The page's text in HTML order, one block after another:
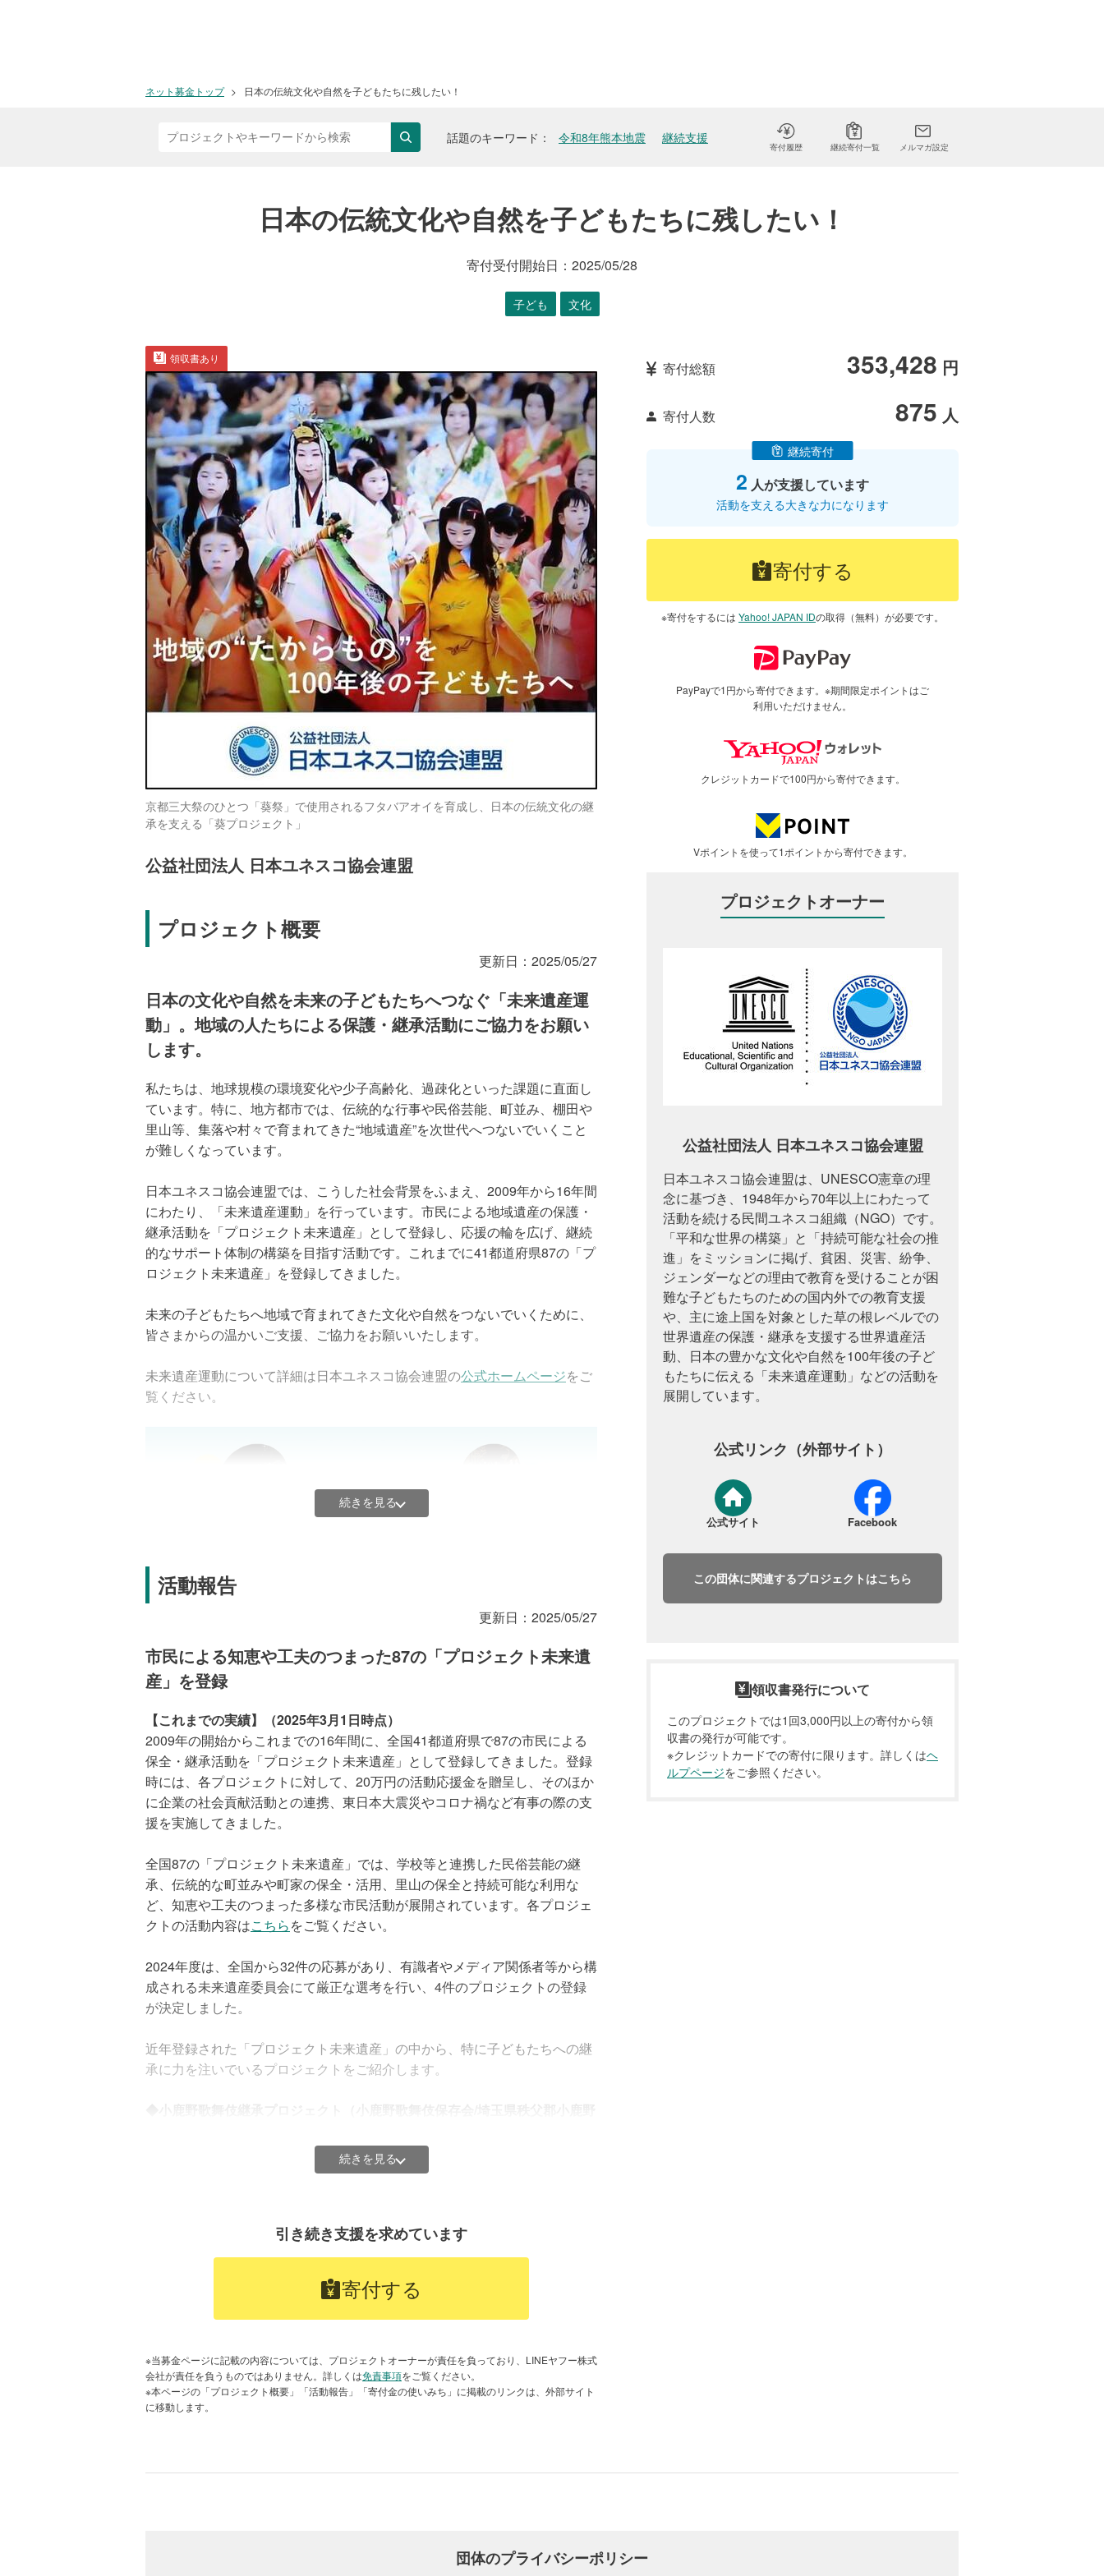
ネット募金トップ 日本の伝統文化や自然を子どもたちに残したい！
検索 話題のキーワード 令和8年熊本地震 継続支援
寄付履歴 継続寄付一覧 メルマガ設定
日本の伝統文化や自然を子どもたちに残したい！
寄付受付開始日： 2025/05/28
子ども 文化
領収書あり
京都三大祭のひとつ「葵祭」で使用されるフタバアオイを育成し、日本の伝統文化の継
承を支える「葵プロジェクト」
公益社団法人 日本ユネスコ協会連盟
プロジェクト概要
更新日： 2025/05/27
日本の文化や自然を未来の子どもたちへつなぐ「未来遺産運
動」。地域の人たちによる保護・継承活動にご協力をお願い
します。
私たちは、地球規模の環境変化や少子高齢化、過疎化といった課題に直面し
ています。特に、地方都市では、伝統的な行事や民俗芸能、町並み、棚田や
里山等、集落や村々で育まれてきた“地域遺産”を次世代へつないでいくこと
が難しくなっています。
日本ユネスコ協会連盟では、こうした社会背景をふまえ、2009年から16年間
にわたり、「未来遺産運動」を行っています。市民による地域遺産の保護・
継承活動を「プロジェクト未来遺産」として登録し、応援の輪を広げ、継続
的なサポート体制の構築を目指す活動です。これまでに41都道府県87の「プ
ロジェクト未来遺産」を登録してきました。
未来の子どもたちへ地域で育まれてきた文化や自然をつないでいくために、
皆さまからの温かいご支援、ご協力をお願いいたします。
未来遺産運動について詳細は日本ユネスコ協会連盟の公式ホームページをご
覧ください。
■領収書の発行について
・日本ユネスコ協会連盟は、内閣府の認定を受けた公益社団法人です。その
ため、当法人へのご寄付は寄付金控除等の税制上の優遇措置の対象です。
・1回3,000円以上のクレジットカードによるご寄付で、領収書の発行を希望
して寄付された方に、領収書を発行いたします。
・お手続きの際に「領収書を希望する」のチェックボックスにチェックを入
はできませんのでご注意ください。
※当法人からの領収書発行時期：当法人への入金が完了した日（原則として
※領収書の日付は、お客様が寄付手続きを行った日、またはプロジェクトオ
をご参照ください。
メールアドレス：mirai@unesco.or.jp
お問い合わせフォーム
寄付金の使いみち
お寄せいただきましたご寄付は、「プロジェクト未来遺産」登録事業運営
続きを見る
活動報告
更新日： 2025/05/27
市民による知恵や工夫のつまった87の「プロジェクト未来遺
産」を登録
【これまでの実績】（2025年3月1日時点）
2009年の開始からこれまでの16年間に、全国41都道府県で87の市民による
保全・継承活動を「プロジェクト未来遺産」として登録してきました。登録
時には、各プロジェクトに対して、20万円の活動応援金を贈呈し、そのほか
に企業の社会貢献活動との連携、東日本大震災やコロナ禍など有事の際の支
援を実施してきました。
全国87の「プロジェクト未来遺産」では、学校等と連携した民俗芸能の継
承、伝統的な町並みや町家の保全・活用、里山の保全と持続可能な利用な
ど、知恵や工夫のつまった多様な市民活動が展開されています。各プロジェ
クトの活動内容はこちらをご覧ください。
2024年度は、全国から32件の応募があり、有識者やメディア関係者等から構
成される未来遺産委員会にて厳正な選考を行い、4件のプロジェクトの登録
が決定しました。
近年登録された「プロジェクト未来遺産」の中から、特に子どもたちへの継
承に力を注いでいるプロジェクトをご紹介します。
200年以上、地域の住民によって継承されてきた小鹿野歌舞伎。町内の子ど
続きを見る
引き続き支援を求めています
寄付する
※当募金ページに記載の内容については、プロジェクトオーナーが責任を負っており、LINEヤフー株式
会社が責任を負うものではありません。詳しくは免責事項をご覧ください。
※本ページの「プロジェクト概要」「活動報告」「寄付金の使いみち」に掲載のリンクは、外部サイト
に移動します。
寄付総額 353,428 円
寄付人数 875 人
継続寄付
2 人が支援しています
活動を支える大きな力になります
寄付する
※寄付をするには Yahoo! JAPAN IDの取得（無料）が必要です。
PayPayで1円から寄付できます。※期間限定ポイントはご
利用いただけません。
クレジットカードで100円から寄付できます。
Vポイントを使って1ポイントから寄付できます。
プロジェクトオーナー
公益社団法人 日本ユネスコ協会連盟
日本ユネスコ協会連盟は、UNESCO憲章の理
念に基づき、1948年から70年以上にわたって
活動を続ける民間ユネスコ組織（NGO）です。
「平和な世界の構築」と「持続可能な社会の推
進」をミッションに掲げ、貧困、災害、紛争、
ジェンダーなどの理由で教育を受けることが困
難な子どもたちのための国内外での教育支援
や、主に途上国を対象とした草の根レベルでの
世界遺産の保護・継承を支援する世界遺産活
動、日本の豊かな文化や自然を100年後の子ど
もたちに伝える「未来遺産運動」などの活動を
展開しています。
公式リンク（外部サイト）
公式サイト Facebook
この団体に関連するプロジェクトはこちら
領収書発行について
このプロジェクトでは1回3,000円以上の寄付から領
収書の発行が可能です。
※クレジットカードでの寄付に限ります。詳しくはヘ
ルプページをご参照ください。
団体のプライバシーポリシー